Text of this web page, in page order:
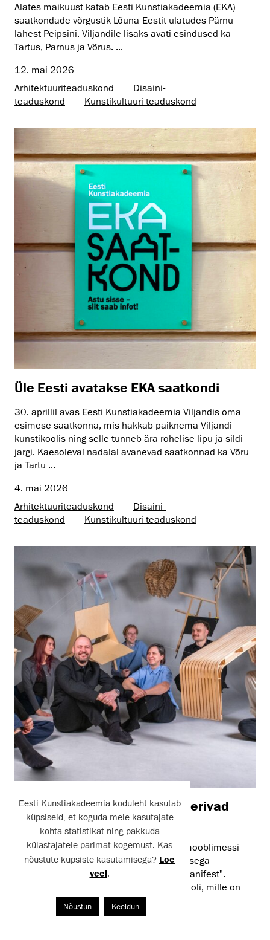
Alates maikuust katab Eesti Kunstiakadeemia (EKA)
saatkondade võrgustik Lõuna-Eestit ulatudes Pärnu
lahest Peipsini. Viljandile lisaks avati esindused ka
Tartus, Pärnus ja Võrus. ...
12. mai 2026
Arhitektuuri­teaduskond
Disaini­­
teaduskond
Kunsti­kultuuri teaduskond
Üle Eesti avatakse EKA saatkondi
30. aprillil avas Eesti Kunstiakadeemia Viljandis oma
esimese saatkonna, mis hakkab paiknema Viljandi
kunstikoolis ning selle tunneb ära rohelise lipu ja sildi
järgi. Käesoleval nädalal avanevad saatkonnad ka Võru
ja Tartu ...
4. mai 2026
Arhitektuuri­teaduskond
Disaini­­
teaduskond
Kunsti­kultuuri teaduskond
Kümme EKA tudengit debüteerivad
Milaano mööblimessil
Eesti Kunstiakadeemia osaleb Milaano mööblimessi
satelliitprogrammis SaloneSatellite näitusega
„Manifesto of Lightness" ehk „Kerguse manifest".
Näitusel on väljas kümme kasepuidust tooli, mille on
loonud EKA üliõpilased disaineri Ilkka ...
Eesti Kunstiakadeemia koduleht kasutab
küpsiseid, et koguda meie kasutajate
kohta statistikat ning pakkuda
külastajatele parimat kogemust. Kas
nõustute küpsiste kasutamisega? Loe
veel.
Nõustun Keeldun